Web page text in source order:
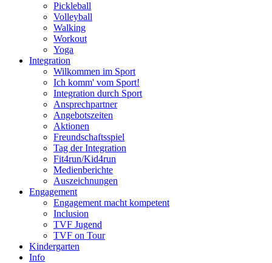
Pickleball
Volleyball
Walking
Workout
Yoga
Integration
Wilkommen im Sport
Ich komm' vom Sport!
Integration durch Sport
Ansprechpartner
Angebotszeiten
Aktionen
Freundschaftsspiel
Tag der Integration
Fit4run/Kid4run
Medienberichte
Auszeichnungen
Engagement
Engagement macht kompetent
Inclusion
TVF Jugend
TVF on Tour
Kindergarten
Info